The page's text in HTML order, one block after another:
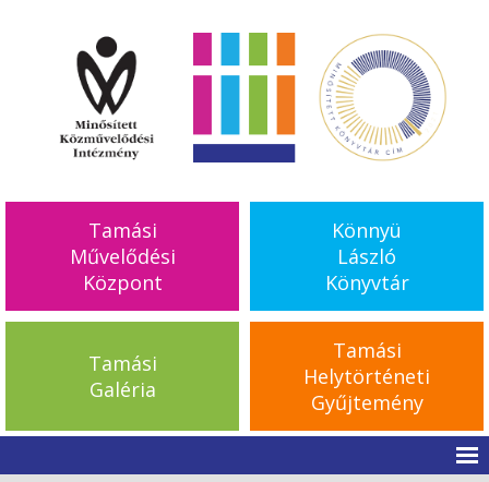
Tamási
Művelődési
Központ
Könnyü
László
Könyvtár
Tamási
Galéria
Tamási
Helytörténeti
Gyűjtemény